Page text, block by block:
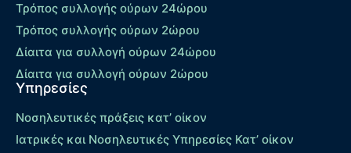
Τρόπος συλλογής ούρων 24ώρου
Τρόπος συλλογής ούρων 2ώρου
Δίαιτα για συλλογή ούρων 24ώρου
Δίαιτα για συλλογή ούρων 2ώρου
Υπηρεσίες
Νοσηλευτικές πράξεις κατ’ οίκον
Ιατρικές και Νοσηλευτικές Υπηρεσίες Κατ’ οίκον